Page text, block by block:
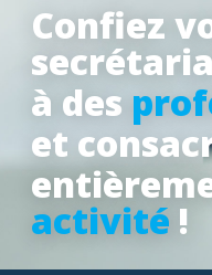
Confiez
à des
et
activité !